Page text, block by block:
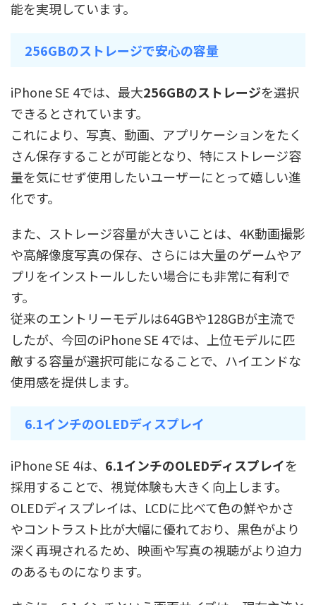
能を実現しています。
256GBのストレージで安心の容量
iPhone SE 4では、最大256GBのストレージを選択
できるとされています。
これにより、写真、動画、アプリケーションをたく
さん保存することが可能となり、特にストレージ容
量を気にせず使用したいユーザーにとって嬉しい進
化です。
また、ストレージ容量が大きいことは、4K動画撮影
や高解像度写真の保存、さらには大量のゲームやア
プリをインストールしたい場合にも非常に有利で
す。
従来のエントリーモデルは64GBや128GBが主流で
したが、今回のiPhone SE 4では、上位モデルに匹
敵する容量が選択可能になることで、ハイエンドな
使用感を提供します。
6.1インチのOLEDディスプレイ
iPhone SE 4は、 6.1インチのOLEDディスプレイを
採用することで、視覚体験も大きく向上します。
OLEDディスプレイは、LCDに比べて色の鮮やかさ
やコントラスト比が大幅に優れており、黒色がより
深く再現されるため、映画や写真の視聴がより迫力
のあるものになります。